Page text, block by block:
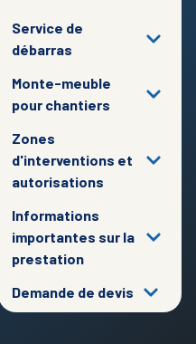
Service de
débarras
Monte-meuble
pour chantiers
Zones
d'interventions et
autorisations
Informations
importantes sur la
prestation
Demande de devis